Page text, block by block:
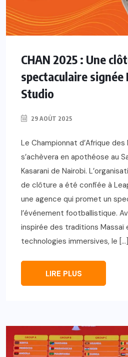
CHAN 2025 : Une
spectaculaire signée
Studio
29 AOÛT 2025
Le Championnat d’Afrique
s’achèvera en apothéose au
Kasarani de Nairobi.
de clôture a été confiée à
une agence qui promet un
l’événement footballistique.
inspirée des traditions Massaï
technologies immersives, le […]
LIRE PLUS